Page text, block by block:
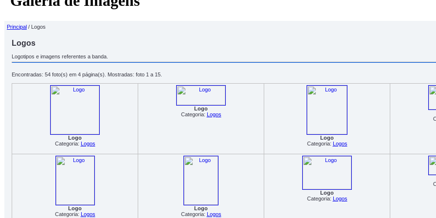
Principal / Logos
Logos
Logotipos e imagens referentes a banda.
Encontradas: 54 foto(s) em 4 página(s). Mostradas: foto 1 a 15.
Logo
Categoria: Logos
Logo
Categoria: Logos
Logo
Categoria: Logos
Logo
Categoria: Logos
Logo
Categoria: Logos
Logo
Categoria: Logos